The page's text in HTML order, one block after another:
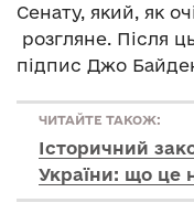
Сенату, який, як
розгляне. Після
підпис Джо
ЧИТАЙТЕ ТАКОЖ:
Історичний
України: що це